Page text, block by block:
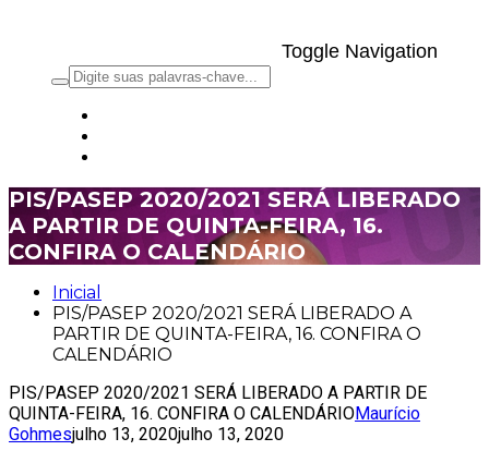
Toggle Navigation
PIS/PASEP 2020/2021 SERÁ LIBERADO
A PARTIR DE QUINTA-FEIRA, 16.
CONFIRA O CALENDÁRIO
Inicial
PIS/PASEP 2020/2021 SERÁ LIBERADO A
PARTIR DE QUINTA-FEIRA, 16. CONFIRA O
CALENDÁRIO
PIS/PASEP 2020/2021 SERÁ LIBERADO A PARTIR DE
QUINTA-FEIRA, 16. CONFIRA O CALENDÁRIOMaurício
Gohmesjulho 13, 2020julho 13, 2020